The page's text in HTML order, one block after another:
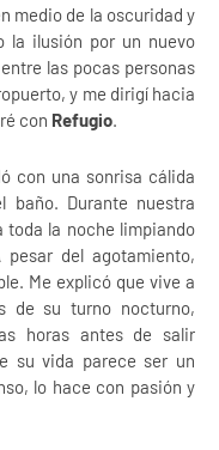
medio de la oscuridad y
la ilusión por un nuevo
las pocas personas
y me dirigí hacia
con Refugio.
con una sonrisa cálida
baño. Durante nuestra
la noche limpiando
del agotamiento,
Me explicó que vive a
de su turno nocturno,
horas antes de salir
su vida parece ser un
lo hace con pasión y